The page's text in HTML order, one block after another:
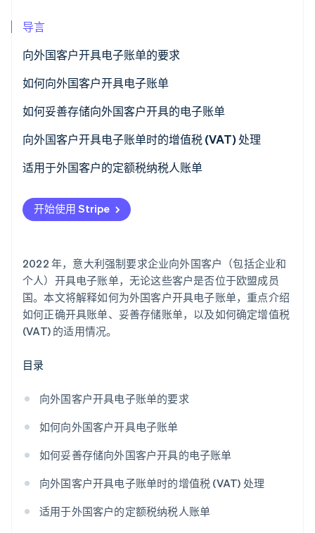
立即观看
导言
向外国客户开具电子账单的要求
如何向外国客户开具电子账单
向客户发送账单
向外国客户开具账单的增值税 (VAT) 类型 (Natura IVA)
如何妥善存储向外国客户开具的电子账单
向外国客户开具电子账单时的增值税 (VAT) 处理
向另一欧盟国家的企业销售商品
向另一欧盟国家的个人销售商品
向另一欧盟国家的企业销售服务
向欧盟以外的客户销售商品
向欧盟以外的客户销售服务
适用于外国客户的定额税纳税人账单
统一税率纳税人在欧盟内销售商品
统一税率纳税人向欧盟外销售商品
开始使用 Stripe
2022 年，意大利强制要求企业向外国客户（包括企业和
个人）开具电子账单，无论这些客户是否位于欧盟成员
国。本文将解释如何为外国客户开具电子账单，重点介绍
如何正确开具账单、妥善存储账单，以及如何确定增值税
(VAT) 的适用情况。
目录
向外国客户开具电子账单的要求
如何向外国客户开具电子账单
如何妥善存储向外国客户开具的电子账单
向外国客户开具电子账单时的增值税 (VAT) 处理
适用于外国客户的定额税纳税人账单